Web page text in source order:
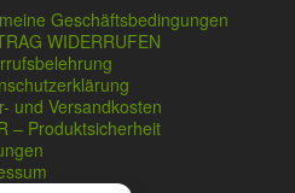
Geschäftsbedingungen
WIDERRUFEN
und Versandkosten
– Produktsicherheit